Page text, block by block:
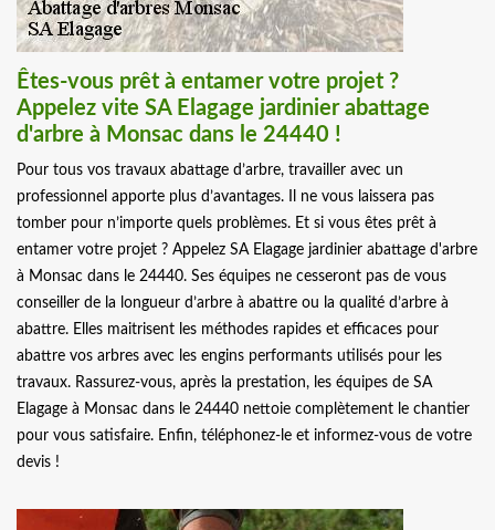
Êtes-vous prêt à entamer votre projet ?
Appelez vite SA Elagage jardinier abattage
d'arbre à Monsac dans le 24440 !
Pour tous vos travaux abattage d’arbre, travailler avec un
professionnel apporte plus d’avantages. Il ne vous laissera pas
tomber pour n’importe quels problèmes. Et si vous êtes prêt à
entamer votre projet ? Appelez SA Elagage jardinier abattage d'arbre
à Monsac dans le 24440. Ses équipes ne cesseront pas de vous
conseiller de la longueur d’arbre à abattre ou la qualité d’arbre à
abattre. Elles maitrisent les méthodes rapides et efficaces pour
abattre vos arbres avec les engins performants utilisés pour les
travaux. Rassurez-vous, après la prestation, les équipes de SA
Elagage à Monsac dans le 24440 nettoie complètement le chantier
pour vous satisfaire. Enfin, téléphonez-le et informez-vous de votre
devis !